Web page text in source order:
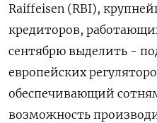
Raiffeisen (RBI),
кредиторов,
сентябрю выделить -
европейских
обеспечивающий
возможность